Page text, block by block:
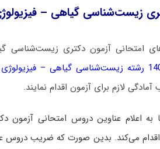
زیست‌شناسی گیاهی –
امتحانی آزمون دکتری زیست‌شناسی
لازم برای آزمون اقدام نمایند.
اعلام عناوین دروس امتحانی آزمون